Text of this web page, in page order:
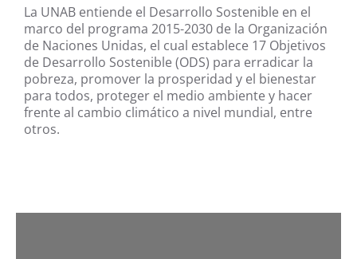
La UNAB entiende el Desarrollo Sostenible en el
marco del programa 2015-2030 de la Organización
de Naciones Unidas, el cual establece 17 Objetivos
de Desarrollo Sostenible (ODS) para erradicar la
pobreza, promover la prosperidad y el bienestar
para todos, proteger el medio ambiente y hacer
frente al cambio climático a nivel mundial, entre
otros.